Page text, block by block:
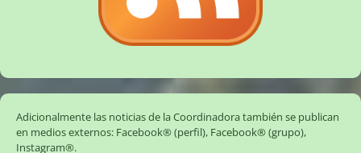
Adicionalmente las noticias de la Coordinadora también se publican
en medios externos: Facebook® (perfil), Facebook® (grupo),
Instagram®.